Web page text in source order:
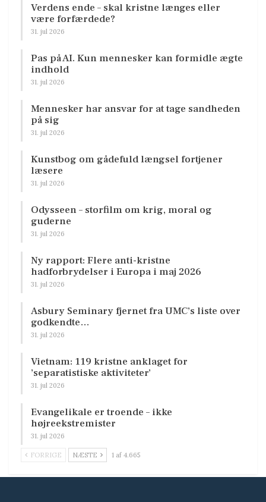
Verdens ende – skal kristne længes eller
være forfærdede?
31. jul 2026
Pas på AI. Kun mennesker kan formidle ægte
indhold
31. jul 2026
Mennesker har ansvar for at tage sandheden
på sig
31. jul 2026
Kunstbog om gådefuld længsel fortjener
læsere
31. jul 2026
Odysseen – storfilm om krig, moral og
guderne
31. jul 2026
Ny rapport: Flere anti-kristne
hadforbrydelser i Europa i maj 2026
31. jul 2026
Asbury Seminary fjernet fra UMC’s liste over
godkendte…
31. jul 2026
Vietnam: 119 kristne anklaget for
’separatistiske aktiviteter’
31. jul 2026
Evangelikale er troende – ikke
højreekstremister
31. jul 2026
FORRIGE NÆSTE 1 af 4.665